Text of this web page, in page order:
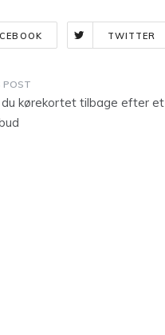
TWITTER
kørekortet tilbage efter et